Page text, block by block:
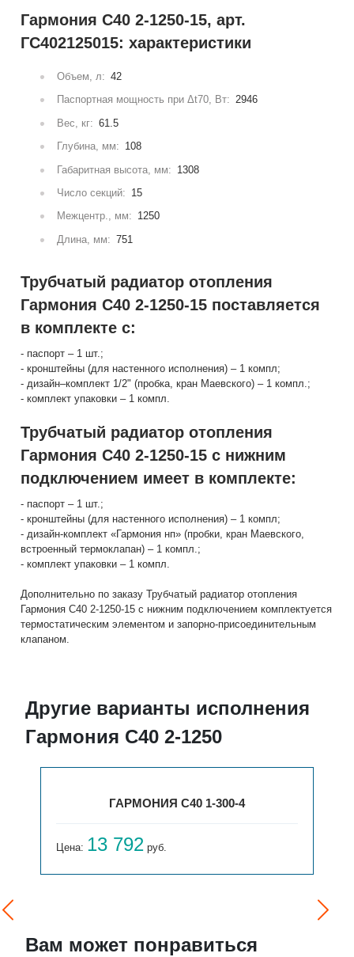
Гармония С40 2-1250-15, арт.
ГС402125015: характеристики
Объем, л: 42
Паспортная мощность при Δt70, Вт: 2946
Вес, кг: 61.5
Глубина, мм: 108
Габаритная высота, мм: 1308
Число секций: 15
Межцентр., мм: 1250
Длина, мм: 751
Трубчатый радиатор отопления
Гармония С40 2-1250-15 поставляется
в комплекте с:
- паспорт – 1 шт.;
- кронштейны (для настенного исполнения) – 1 компл;
- дизайн–комплект 1/2" (пробка, кран Маевского) – 1 компл.;
- комплект упаковки – 1 компл.
Трубчатый радиатор отопления
Гармония С40 2-1250-15 с нижним
подключением имеет в комплекте:
- паспорт – 1 шт.;
- кронштейны (для настенного исполнения) – 1 компл;
- дизайн-комплект «Гармония нп» (пробки, кран Маевского,
встроенный термоклапан) – 1 компл.;
- комплект упаковки – 1 компл.
Дополнительно по заказу Трубчатый радиатор отопления
Гармония С40 2-1250-15 с нижним подключением комплектуется
термостатическим элементом и запорно-присоединительным
клапаном.
Другие варианты исполнения
Гармония С40 2-1250
ГАРМОНИЯ С40 1-300-4
Цена: 13 792 руб.
Вам может понравиться